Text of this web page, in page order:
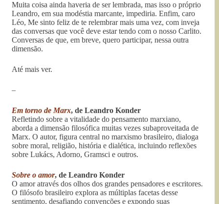
Muita coisa ainda haveria de ser lembrada, mas isso o próprio
Leandro, em sua modéstia marcante, impediria. Enfim, caro
Léo, Me sinto feliz de te relembrar mais uma vez, com inveja
das conversas que você deve estar tendo com o nosso Carlito.
Conversas de que, em breve, quero participar, nessa outra
dimensão.
Até mais ver.
–
Em torno de Marx, de Leandro Konder
Refletindo sobre a vitalidade do pensamento marxiano,
aborda a dimensão filosófica muitas vezes subaproveitada de
Marx. O autor, figura central no marxismo brasileiro, dialoga
sobre moral, religião, história e dialética, incluindo reflexões
sobre Lukács, Adorno, Gramsci e outros.
Sobre o amor, de Leandro Konder
O amor através dos olhos dos grandes pensadores e escritores.
O filósofo brasileiro explora as múltiplas facetas desse
sentimento, desafiando convenções e expondo suas